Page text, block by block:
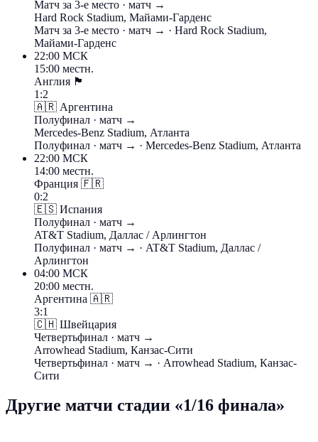
Матч за 3-е место · матч →
Hard Rock Stadium, Майами-Гарденс
Матч за 3-е место · матч → · Hard Rock Stadium,
Майами-Гарденс
22:00 МСК
15:00 местн.
Англия 🏴󠁧󠁢󠁥󠁮󠁧󠁿
1:2
🇦🇷 Аргентина
Полуфинал · матч →
Mercedes-Benz Stadium, Атланта
Полуфинал · матч → · Mercedes-Benz Stadium, Атланта
22:00 МСК
14:00 местн.
Франция 🇫🇷
0:2
🇪🇸 Испания
Полуфинал · матч →
AT&T Stadium, Даллас / Арлингтон
Полуфинал · матч → · AT&T Stadium, Даллас /
Арлингтон
04:00 МСК
20:00 местн.
Аргентина 🇦🇷
3:1
🇨🇭 Швейцария
Четвертьфинал · матч →
Arrowhead Stadium, Канзас-Сити
Четвертьфинал · матч → · Arrowhead Stadium, Канзас-
Сити
Другие матчи стадии «1/16 финала»